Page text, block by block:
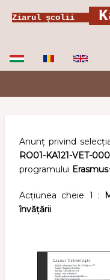
Ziarul școlii
Anunț privind
RO01-KA121-VET-
programului
Acțiunea cheie 1 :
învățării